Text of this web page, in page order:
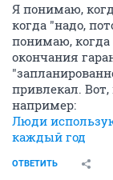
Я понимаю,
когда "надо,
понимаю, когда
окончания
привлекал.
например:
Люди
каждый год
ОТВЕТИТЬ